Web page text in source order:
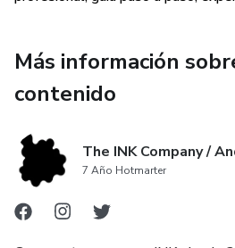
su propuesta de valor única,
y crear una presencia en línea que
Técnicas para coachees: Los
aprovechar la marca personal de su
de que están tomando decisiones
Más información
contenido
The INK Company /
7 Año Hotmarter